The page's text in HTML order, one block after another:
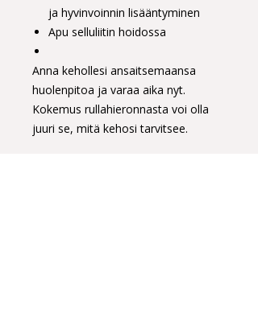
ja hyvinvoinnin lisääntyminen
Apu selluliitin hoidossa
Anna kehollesi ansaitsemaansa
huolenpitoa ja varaa aika nyt.
Kokemus rullahieronnasta voi olla
juuri se, mitä kehosi tarvitsee.